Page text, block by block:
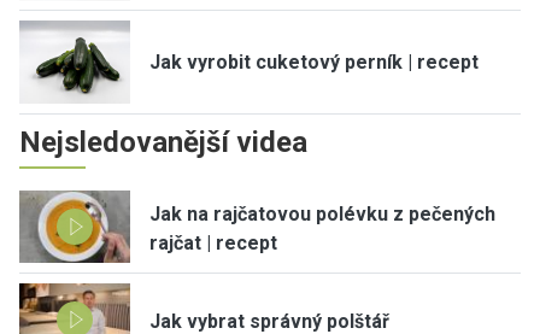
Jak vyrobit cuketový perník | recept
Nejsledovanější videa
Jak na rajčatovou polévku z pečených
rajčat | recept
Jak vybrat správný polštář